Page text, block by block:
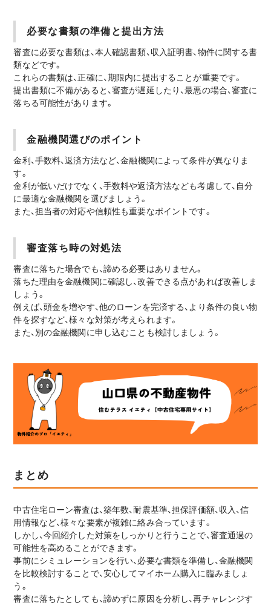
必要な書類の準備と提出方法
審査に必要な書類は、本人確認書類、収入証明書、物件に関する書
類などです。
これらの書類は、正確に、期限内に提出することが重要です。
提出書類に不備があると、審査が遅延したり、最悪の場合、審査に
落ちる可能性があります。
金融機関選びのポイント
金利、手数料、返済方法など、金融機関によって条件が異なりま
す。
金利が低いだけでなく、手数料や返済方法なども考慮して、自分
に最適な金融機関を選びましょう。
また、担当者の対応や信頼性も重要なポイントです。
審査落ち時の対処法
審査に落ちた場合でも、諦める必要はありません。
落ちた理由を金融機関に確認し、改善できる点があれば改善しま
しょう。
例えば、頭金を増やす、他のローンを完済する、より条件の良い物
件を探すなど、様々な対策が考えられます。
また、別の金融機関に申し込むことも検討しましょう。
まとめ
中古住宅ローン審査は、築年数、耐震基準、担保評価額、収入、信
用情報など、様々な要素が複雑に絡み合っています。
しかし、今回紹介した対策をしっかりと行うことで、審査通過の
可能性を高めることができます。
事前にシミュレーションを行い、必要な書類を準備し、金融機関
を比較検討することで、安心してマイホーム購入に臨みましょ
う。
審査に落ちたとしても、諦めずに原因を分析し、再チャレンジす